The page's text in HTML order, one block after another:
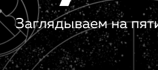
Заглядываем на